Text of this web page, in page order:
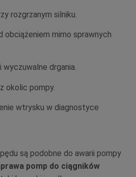
rozgrzanym silniku.
obciążeniem mimo sprawnych
wyczuwalne drgania.
okolic pompy.
wtrysku w diagnostyce
są podobne do awarii pompy
pomp do ciągników